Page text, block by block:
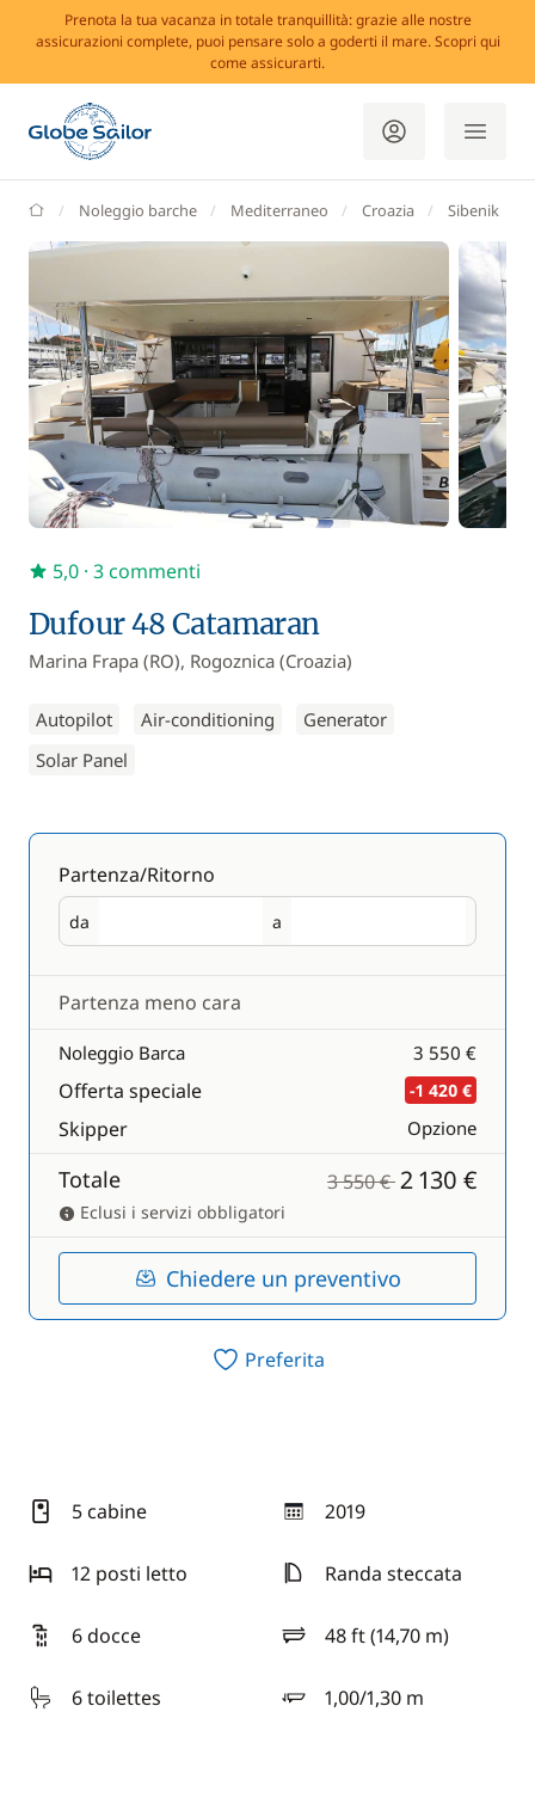
Prenota la tua vacanza in totale tranquillità: grazie alle nostre
assicurazioni complete, puoi pensare solo a goderti il mare. Scopri qui
come assicurarti.
GlobeSailor
Noleggio barche Mediterraneo Croazia Sibenik
Dufour 48 Catamaran
Marina Frapa (RO), Rogoznica (Croazia)
Autopilot Air-conditioning
Generator
Solar Panel
5,0 · 3 commenti
Partenza/Ritorno
da
Partenza a
Ritorno
Partenza meno cara
Noleggio Barca 3 550 €
Offerta speciale -1 420 €
Skipper Opzione
Totale 3 550 €2 130 €
Eclusi i servizi obbligatori
Chiedere un preventivo
Preferita
5 cabine 2019
anno
12 posti letto
Randa steccata
6 docce 48 ft (14,70 m)
lunghezza
6 toilettes
1,00/1,30 m
pescaggio